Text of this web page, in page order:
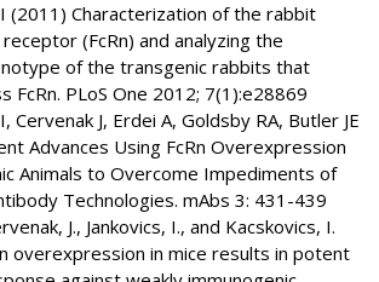
(2011) Characterization of the rabbit
(FcRn) and analyzing the
of the transgenic rabbits that
FcRn. PLoS One 2012; 7(1):e28869
Cervenak J, Erdei A, Goldsby RA, Butler JE
Advances Using FcRn Overexpression
Animals to Overcome Impediments of
Technologies. mAbs 3: 431-439
J., Jankovics, I., and Kacskovics, I.
overexpression in mice results in potent